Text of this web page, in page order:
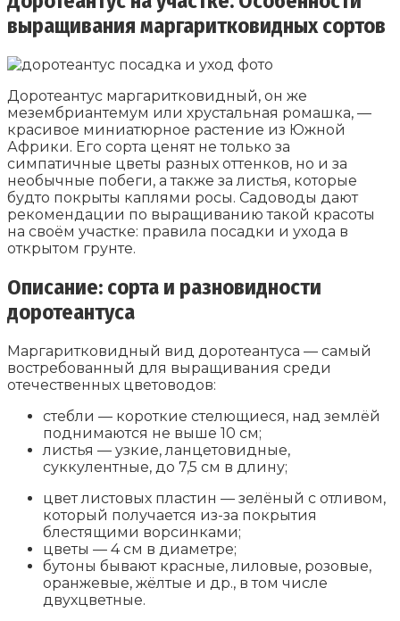
выращивания маргаритковидных сортов
Доротеантус маргаритковидный, он же
мезембриантемум или хрустальная ромашка, —
красивое миниатюрное растение из Южной
Африки. Его сорта ценят не только за
симпатичные цветы разных оттенков, но и за
необычные побеги, а также за листья, которые
будто покрыты каплями росы. Садоводы дают
рекомендации по выращиванию такой красоты
на своём участке: правила посадки и ухода в
открытом грунте.
Описание: сорта и разновидности
доротеантуса
Маргаритковидный вид доротеантуса — самый
востребованный для выращивания среди
отечественных цветоводов:
стебли — короткие стелющиеся, над землёй
поднимаются не выше 10 см;
листья — узкие, ланцетовидные,
суккулентные, до 7,5 см в длину;
цвет листовых пластин — зелёный с отливом,
который получается из-за покрытия
блестящими ворсинками;
цветы — 4 см в диаметре;
бутоны бывают красные, лиловые, розовые,
оранжевые, жёлтые и др., в том числе
двухцветные.